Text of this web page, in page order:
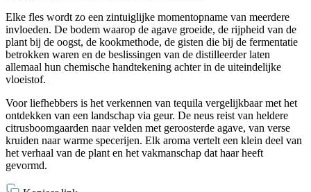
Elke fles wordt zo een zintuiglijke momentopname van meerdere
invloeden. De bodem waarop de agave groeide, de rijpheid van de
plant bij de oogst, de kookmethode, de gisten die bij de fermentatie
betrokken waren en de beslissingen van de distilleerder laten
allemaal hun chemische handtekening achter in de uiteindelijke
vloeistof.
Voor liefhebbers is het verkennen van tequila vergelijkbaar met het
ontdekken van een landschap via geur. De neus reist van heldere
citrusboomgaarden naar velden met geroosterde agave, van verse
kruiden naar warme specerijen. Elk aroma vertelt een klein deel van
het verhaal van de plant en het vakmanschap dat haar heeft
gevormd.